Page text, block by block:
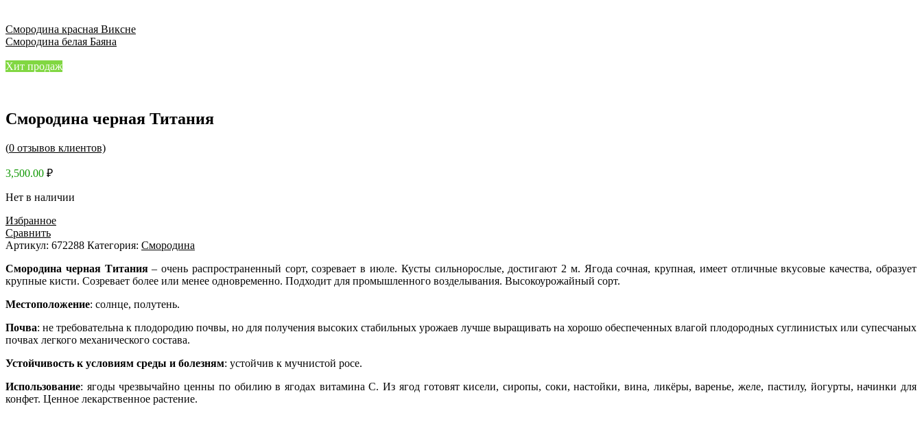
Смородина красная Виксне
Смородина белая Баяна
Хит продаж
Смородина черная Титания
(0 отзывов клиентов)
3,500.00 ₽
Нет в наличии
Избранное
Сравнить
Артикул: 672288 Категория: Смородина
Смородина черная Титания– очень распространенный сорт, созревает в июле. Кусты сильнорослые, достигают 2 м. Ягода сочная, крупная, имеет отличные вкусовые качества, образует
крупные кисти. Созревает более или менее одновременно. Подходит для промышленного возделывания. Высокоурожайный сорт.
Местоположение: солнце, полутень.
Почва: не требовательна к плодородию почвы, но для получения высоких стабильных урожаев лучше выращивать на хорошо обеспеченных влагой плодородных суглинистых или супесчаных
почвах легкого механического состава.
Устойчивость к условиям среды и болезням: устойчив к мучнистой росе.
Использование: ягоды чрезвычайно ценны по обилию в ягодах витамина C. Из ягод готовят кисели, сиропы, соки, настойки, вина, ликёры, варенье, желе, пастилу, йогурты, начинки для
конфет. Ценное лекарственное растение.